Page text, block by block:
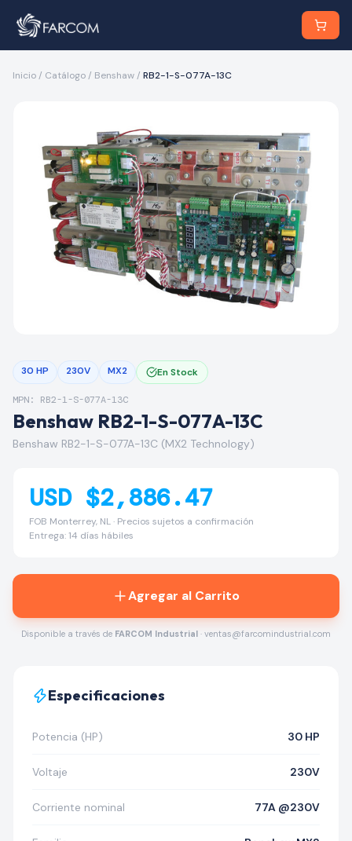
Inicio / Catálogo / Benshaw / RB2-1-S-077A-13C
30 HP 230V MX2 En Stock
MPN: RB2-1-S-077A-13C
Benshaw RB2-1-S-077A-13C
Benshaw RB2-1-S-077A-13C (MX2 Technology)
USD $2,886.47
FOB Monterrey, NL · Precios sujetos a confirmación
Entrega: 14 días hábiles
Agregar al Carrito
Disponible a través de FARCOM Industrial · ventas@farcomindustrial.com
Especificaciones
Potencia (HP) 30 HP
Voltaje 230V
Corriente nominal 77A @230V